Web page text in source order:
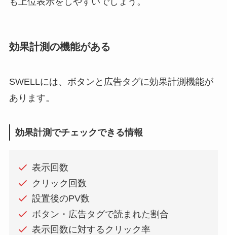
効果計測の機能がある
SWELLには、ボタンと広告タグに効果計測機能が
あります。
効果計測でチェックできる情報
表示回数
クリック回数
設置後のPV数
ボタン・広告タグで読まれた割合
表示回数に対するクリック率